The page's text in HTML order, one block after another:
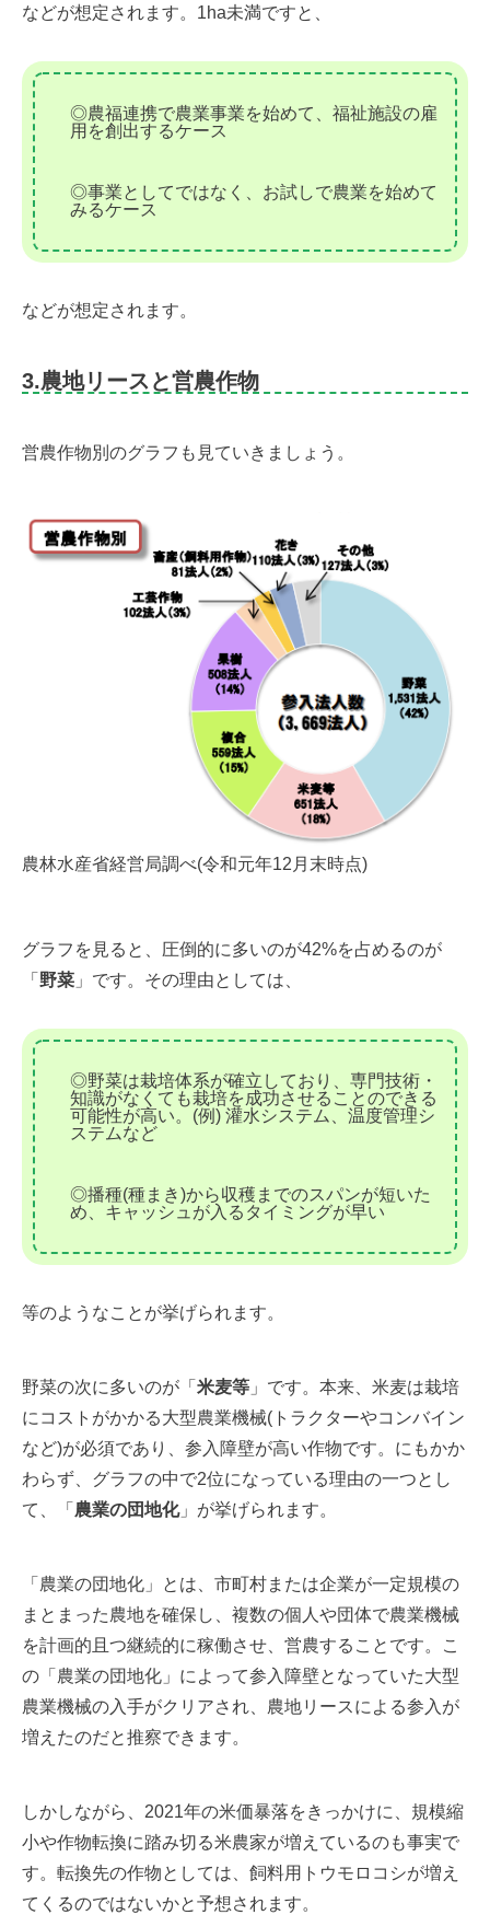
などが想定されます。1ha未満ですと、
◎農福連携で農業事業を始めて、福祉施設の雇
用を創出するケース
◎事業としてではなく、お試しで農業を始めて
みるケース
などが想定されます。
3.農地リースと営農作物
営農作物別のグラフも見ていきましょう。
農林水産省経営局調べ(令和元年12月末時点)
グラフを見ると、圧倒的に多いのが42%を占めるのが
「 野菜 」です。その理由としては、
◎野菜は栽培体系が確立しており、専門技術・
知識がなくても栽培を成功させることのできる
可能性が高い。(例) 灌水システム、温度管理シ
ステムなど
◎播種(種まき)から収穫までのスパンが短いた
め、キャッシュが入るタイミングが早い
等のようなことが挙げられます。
野菜の次に多いのが「 米麦等 」です。本来、米麦は栽培
にコストがかかる大型農業機械(トラクターやコンバイン
など)が必須であり、参入障壁が高い作物です。にもかか
わらず、グラフの中で2位になっている理由の一つとし
て、「 農業の団地化」が挙げられます。
「農業の団地化」とは、市町村または企業が一定規模の
まとまった農地を確保し、複数の個人や団体で農業機械
を計画的且つ継続的に稼働させ、営農することです。こ
の「農業の団地化」によって参入障壁となっていた大型
農業機械の入手がクリアされ、農地リースによる参入が
増えたのだと推察できます。
しかしながら、2021年の米価暴落をきっかけに、規模縮
小や作物転換に踏み切る米農家が増えているのも事実で
す。転換先の作物としては、飼料用トウモロコシが増え
てくるのではないかと予想されます。